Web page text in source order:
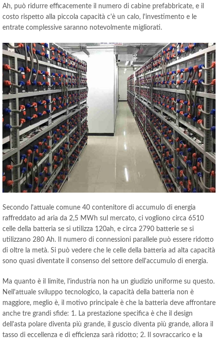
Ah, può ridurre efficacemente il numero di cabine prefabbricate, e il
costo rispetto alla piccola capacità c'è un calo, l'investimento e le
entrate complessive saranno notevolmente migliorati.
Secondo l'attuale comune 40 contenitore di accumulo di energia
raffreddato ad aria da 2,5 MWh sul mercato, ci vogliono circa 6510
celle della batteria se si utilizza 120ah, e circa 2790 batterie se si
utilizzano 280 Ah. Il numero di connessioni parallele può essere ridotto
di oltre la metà. Si può vedere che le celle della batteria ad alta capacità
sono quasi diventate il consenso del settore dell'accumulo di energia.
Ma quanto è il limite, l'industria non ha un giudizio uniforme su questo.
Nell'attuale sviluppo tecnologico, la capacità della batteria non è
maggiore, meglio è, il motivo principale è che la batteria deve affrontare
anche tre grandi sfide: 1. La prestazione specifica è che il design
dell'asta polare diventa più grande, il guscio diventa più grande, allora il
tasso di eccellenza e di efficienza sarà ridotto; 2. Il sovraccarico e la